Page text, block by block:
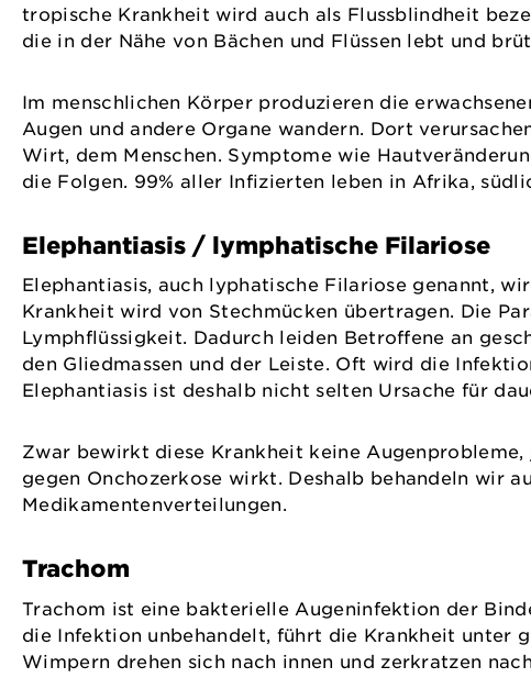
tropische Krankheit wird auch als Flussblindheit
die in der Nähe von Bächen und Flüssen lebt und
Im menschlichen Körper produzieren die
Augen und andere Organe wandern. Dort
Wirt, dem Menschen. Symptome wie
die Folgen. 99% aller Infizierten leben in Afrika,
Elephantiasis / lymphatische Filariose
Elephantiasis, auch lyphatische Filariose genannt,
Krankheit wird von Stechmücken übertragen. Die
Lymphflüssigkeit. Dadurch leiden Betroffene an
den Gliedmassen und der Leiste. Oft wird die
Elephantiasis ist deshalb nicht selten Ursache für
Zwar bewirkt diese Krankheit keine
gegen Onchozerkose wirkt. Deshalb behandeln wir
Medikamentenverteilungen.
Trachom
Trachom ist eine bakterielle Augeninfektion der
die Infektion unbehandelt, führt die Krankheit unter
Wimpern drehen sich nach innen und zerkratzen